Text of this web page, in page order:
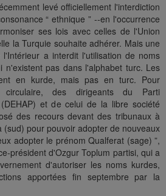
levé officiellement l'interdiction
“ ethnique ” --en l'occurrence
ses lois avec celles de l'Union
la Turquie souhaite adhérer. Mais une
a interdit l'utilisation de noms
n'existent pas dans l'alphabet turc. Les
en kurde, mais pas en turc. Pour
des dirigeants du Parti
et de celui de la libre société
des recours devant des tribunaux à
(sud) pour pouvoir adopter de nouveaux
adopter le prénom Qualferat (sage) ”,
président d'Ozgur Toplum partisi, qui a
d'autoriser les noms kurdes,
apportées fin septembre par la